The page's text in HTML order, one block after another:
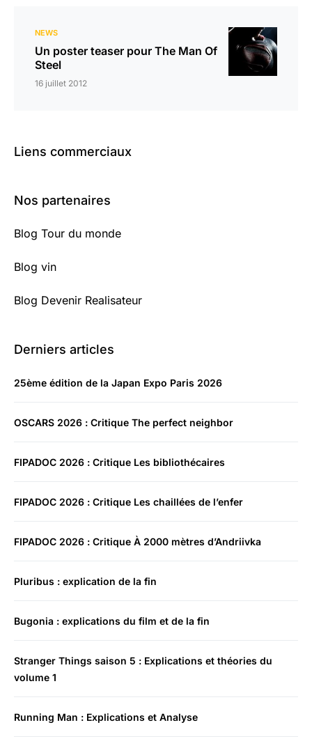
NEWS
Un poster teaser pour The Man Of
Steel
16 juillet 2012
Liens commerciaux
Nos partenaires
Blog Tour du monde
Blog vin
Blog Devenir Realisateur
Derniers articles
25ème édition de la Japan Expo Paris 2026
OSCARS 2026 : Critique The perfect neighbor
FIPADOC 2026 : Critique Les bibliothécaires
FIPADOC 2026 : Critique Les chaillées de l’enfer
FIPADOC 2026 : Critique À 2000 mètres d’Andriivka
Pluribus : explication de la fin
Bugonia : explications du film et de la fin
Stranger Things saison 5 : Explications et théories du
volume 1
Running Man : Explications et Analyse